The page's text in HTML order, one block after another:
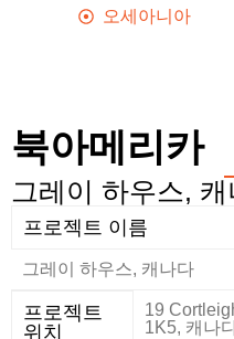
오세아니아
북아메리카
그레이 하우스,
프로젝트 이름
그레이 하우스, 캐나다
프로젝트
위치
19
1K5, 캐나